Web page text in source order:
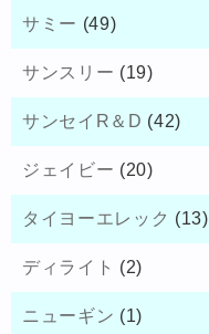
サミー (49)
サンスリー (19)
サンセイR＆D (42)
ジェイビー (20)
タイヨーエレック (13)
ディライト (2)
ニューギン (1)